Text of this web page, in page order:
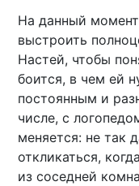
На данный
выстроить
Настей, чтобы
боится, в чем ей
постоянным и
числе, с
меняется: не так
откликаться,
из соседней